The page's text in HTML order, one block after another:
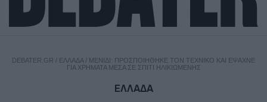
DEBATER.GR / ΕΛΛΑΔΑ/ ΜΕΝΊΔΙ: ΠΡΟΣΠΟΙΉΘΗΚΕ ΤΟΝ ΤΕΧΝΙΚΌ ΚΑΙ ΈΨΑΧΝΕ
ΓΙΑ ΧΡΉΜΑΤΑ ΜΈΣΑ ΣΕ ΣΠΊΤΙ ΗΛΙΚΙΩΜΈΝΗΣ
ΕΛΛΑΔΑ